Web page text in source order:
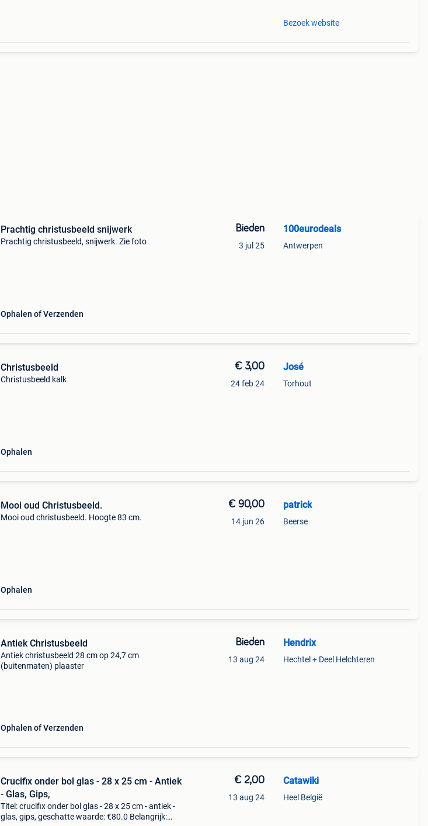
Bezoek website
Prachtig christusbeeld snijwerk
Prachtig christusbeeld, snijwerk. Zie foto
Ophalen of Verzenden
Bieden
3 jul 25
100eurodeals
Antwerpen
Christusbeeld
Christusbeeld kalk
Ophalen
€ 3,00
24 feb 24
José
Torhout
Mooi oud Christusbeeld.
Mooi oud christusbeeld. Hoogte 83 cm.
Ophalen
€ 90,00
14 jun 26
patrick
Beerse
Antiek Christusbeeld
Antiek christusbeeld 28 cm op 24,7 cm
(buitenmaten) plaaster
Ophalen of Verzenden
Bieden
13 aug 24
Hendrix
Hechtel + Deel Helchteren
Crucifix onder bol glas - 28 x 25 cm - Antiek
- Glas, Gips,
Titel: crucifix onder bol glas - 28 x 25 cm - antiek -
glas, gips, geschatte waarde: €80.0 Belangrijk:
€ 2,00
13 aug 24
Catawiki
Heel België